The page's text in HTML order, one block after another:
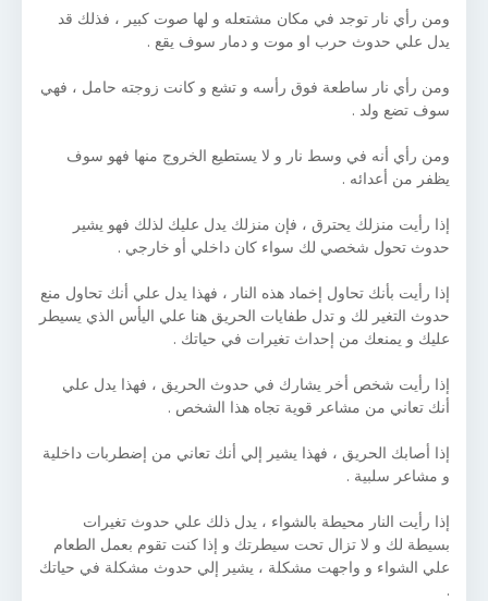
ومن رأي نار توجد في مكان مشتعله و لها صوت كبير ، فذلك قد
يدل علي حدوث حرب او موت و دمار سوف يقع .
ومن رأي نار ساطعة فوق رأسه و تشع و كانت زوجته حامل ، فهي
سوف تضع ولد .
ومن رأي أنه في وسط نار و لا يستطيع الخروج منها فهو سوف
يظفر من أعدائه .
إذا رأيت منزلك يحترق ، فإن منزلك يدل عليك لذلك فهو يشير
حدوث تحول شخصي لك سواء كان داخلي أو خارجي .
إذا رأيت بأنك تحاول إخماد هذه النار ، فهذا يدل علي أنك تحاول منع
حدوث التغير لك و تدل طفايات الحريق هنا علي اليأس الذي يسيطر
عليك و يمنعك من إحداث تغيرات في حياتك .
إذا رأيت شخص أخر يشارك في حدوث الحريق ، فهذا يدل علي
أنك تعاني من مشاعر قوية تجاه هذا الشخص .
إذا أصابك الحريق ، فهذا يشير إلي أنك تعاني من إضطربات داخلية
و مشاعر سلبية .
إذا رأيت النار محيطة بالشواء ، يدل ذلك علي حدوث تغيرات
بسيطة لك و لا تزال تحت سيطرتك و إذا كنت تقوم بعمل الطعام
علي الشواء و واجهت مشكلة ، يشير إلي حدوث مشكلة في حياتك
.